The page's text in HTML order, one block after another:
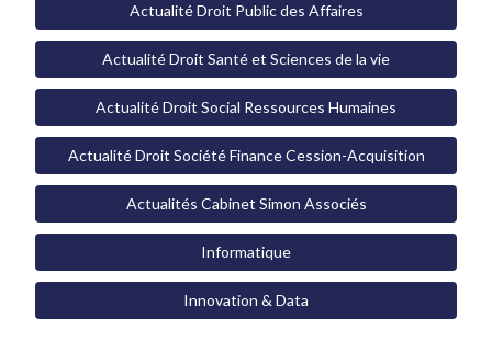
Actualité Droit Public des Affaires
Actualité Droit Santé et Sciences de la vie
Actualité Droit Social Ressources Humaines
Actualité Droit Société Finance Cession-Acquisition
Actualités Cabinet Simon Associés
Informatique
Innovation & Data